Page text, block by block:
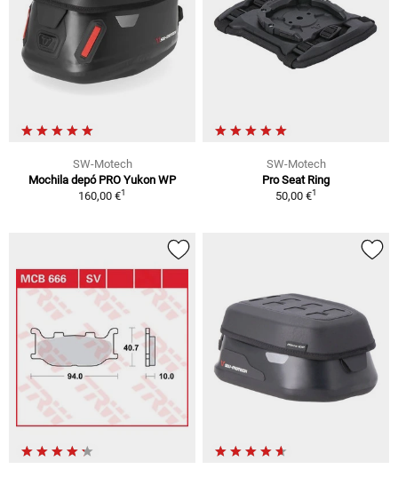
SW-Motech
Mochila depó PRO Yukon WP
160,00 €1
SW-Motech
Pro Seat Ring
50,00 €1